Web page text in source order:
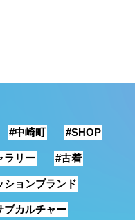
#中崎町 #SHOP
ラリー #古着
ションブランド
ブカルチャー